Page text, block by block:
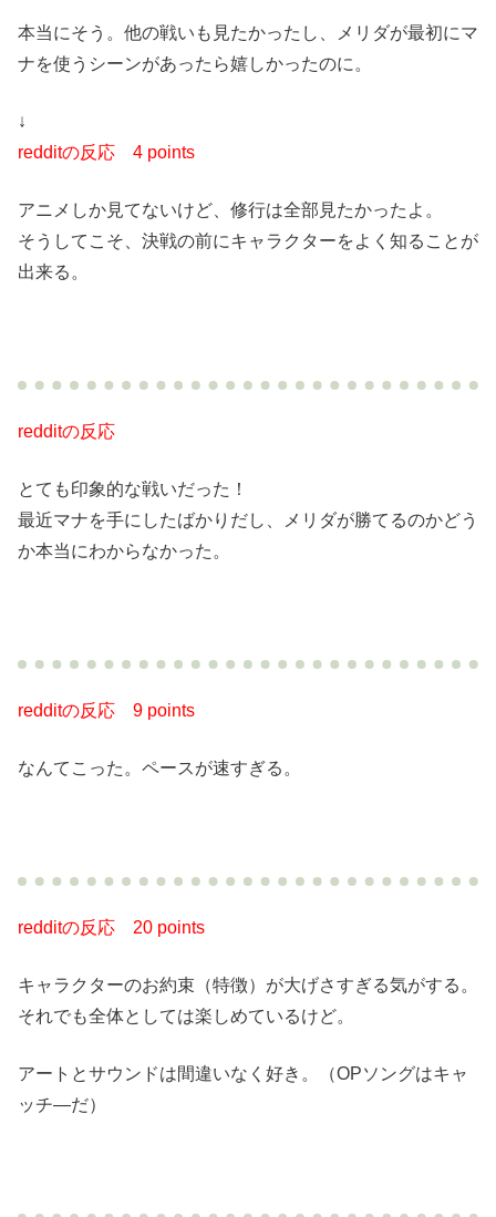
本当にそう。他の戦いも見たかったし、メリダが最初にマ
ナを使うシーンがあったら嬉しかったのに。
↓
redditの反応 4 points
アニメしか見てないけど、修行は全部見たかったよ。
そうしてこそ、決戦の前にキャラクターをよく知ることが
出来る。
redditの反応
とても印象的な戦いだった！
最近マナを手にしたばかりだし、メリダが勝てるのかどう
か本当にわからなかった。
redditの反応 9 points
なんてこった。ペースが速すぎる。
redditの反応 20 points
キャラクターのお約束（特徴）が大げさすぎる気がする。
それでも全体としては楽しめているけど。
アートとサウンドは間違いなく好き。（OPソングはキャ
ッチ―だ）